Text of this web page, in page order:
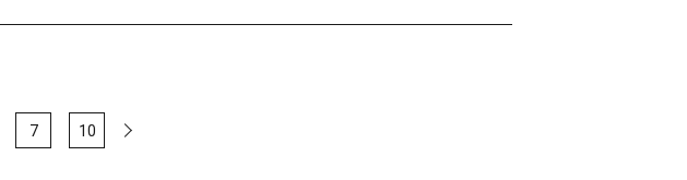
7 10